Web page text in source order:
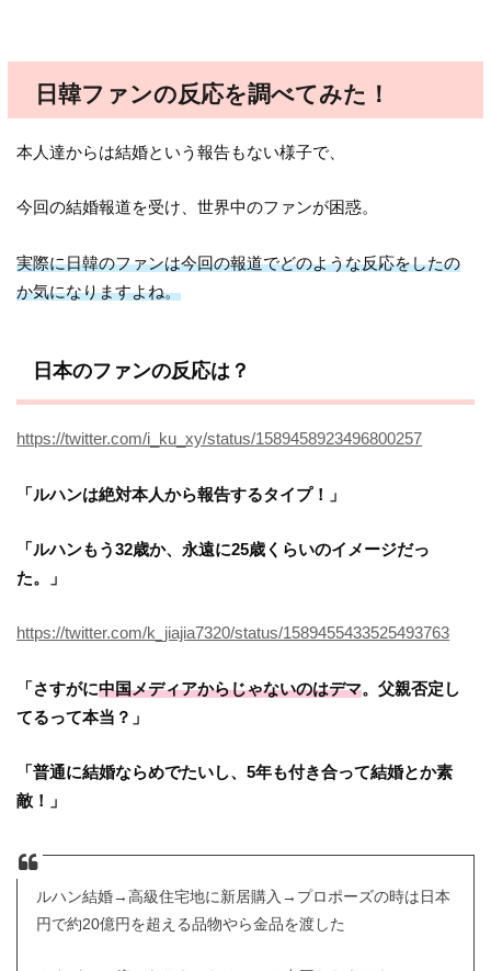
日韓ファンの反応を調べてみた！
本人達からは結婚という報告もない様子で、
今回の結婚報道を受け、世界中のファンが困惑。
実際に日韓のファンは今回の報道でどのような反応をしたの
か気になりますよね。
日本のファンの反応は？
https://twitter.com/i_ku_xy/status/1589458923496800257
「ルハンは絶対本人から報告するタイプ！」
「ルハンもう32歳か、永遠に25歳くらいのイメージだっ
た。」
https://twitter.com/k_jiajia7320/status/1589455433525493763
「さすがに中国メディアからじゃないのはデマ。父親否定し
てるって本当？」
「普通に結婚ならめでたいし、5年も付き合って結婚とか素
敵！」
ルハン結婚→高級住宅地に新居購入→プロポーズの時は日本
円で約20億円を超える品物やら金品を渡した